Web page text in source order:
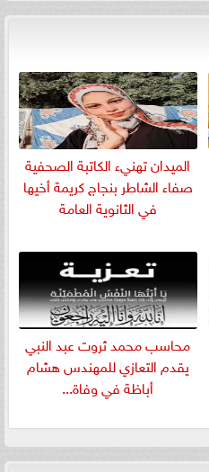
الميدان تهنيء الكاتبة الصحفية
صفاء الشاطر بنجاج كريمة أخيها
في الثانوية العامة
​محاسب محمد ثروت عبد النبي
يقدم التعازي للمهندس هشام
أباظة في وفاة...